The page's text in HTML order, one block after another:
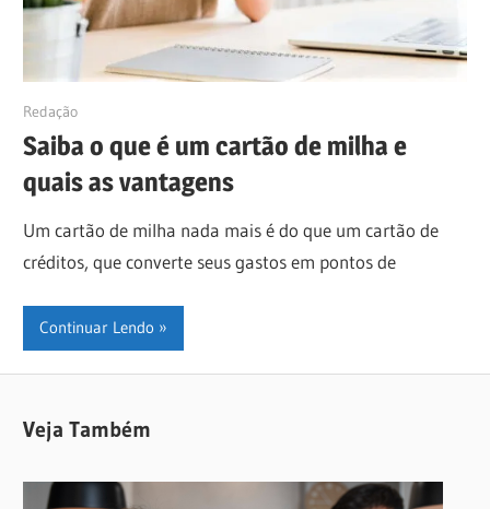
30/06/2019
Redação
Saiba o que é um cartão de milha e
quais as vantagens
Um cartão de milha nada mais é do que um cartão de
créditos, que converte seus gastos em pontos de
Continuar Lendo
Veja Também